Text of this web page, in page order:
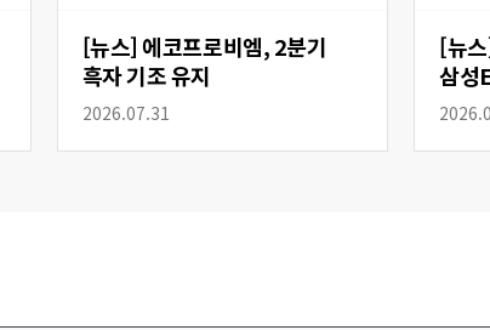
[뉴스] 에코프로비엠, 2분기
흑자 기조 유지
2026.07.31
[뉴
삼성
공급